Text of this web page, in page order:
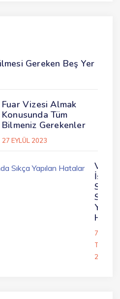
Gereken Beş Yer
Fuar Vizesi Almak
Konusunda Tüm
Bilmeniz Gerekenler
27 EYLÜL 2023
Vize
Sıkça
7
2023